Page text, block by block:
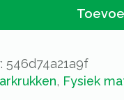
546d74a21a9f
, Fysiek